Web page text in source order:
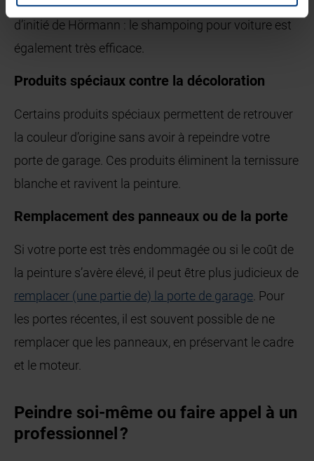
d’initié de Hörmann : le shampoing pour voiture est
également très efficace.
Produits spéciaux contre la décoloration
Certains produits spéciaux permettent de retrouver
la couleur d’origine sans avoir à repeindre votre
porte de garage. Ces produits éliminent la ternissure
blanche et ravivent la peinture.
Remplacement des panneaux ou de la porte
Si votre porte est très endommagée ou si le coût de
la peinture s’avère élevé, il peut être plus judicieux de
remplacer (une partie de) la porte de garage. Pour
les portes récentes, il est souvent possible de ne
remplacer que les panneaux, en préservant le cadre
et le moteur.
Peindre soi-même ou faire appel à un
professionnel ?